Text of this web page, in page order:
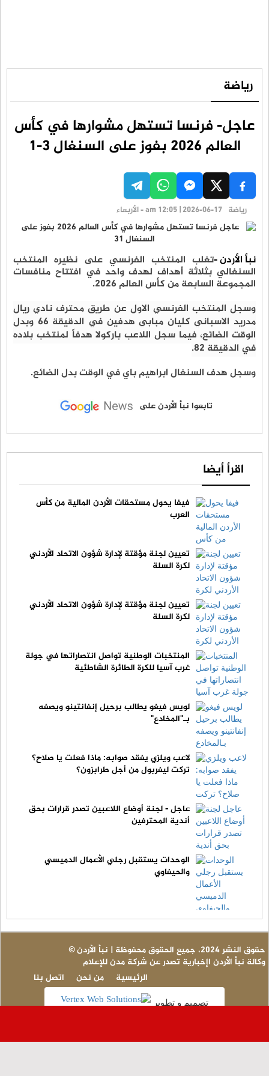
رياضة
عاجل- فرنسا تستهل مشوارها في كأس
العالم 2026 بفوز على السنغال 3-1
رياضة am 12:05 | 2026-06-17 - الأربعاء
نبأ الأردن -تغلب المنتخب الفرنسي على نظيره المنتخب
السنغالي بثلاثة أهداف لهدف واحد في افتتاح منافسات
المجموعة السابعة من كأس العالم 2026.
وسجل المنتخب الفرنسي الاول عن طريق محترف نادي ريال
مدريد الاسباني كليان مبابي هدفين في الدقيقة 66 وبدل
الوقت الضائع، فيما سجل اللاعب باركولا هدفاً لمنتخب بلاده
في الدقيقة 82.
وسجل هدف السنغال ابراهيم باي في الوقت بدل الضائع.
تابعوا نبأ الأردن على
اقرأ أيضا
فيفا يحول مستحقات الأردن المالية من كأس
العرب
تعيين لجنة مؤقتة لإدارة شؤون الاتحاد الأردني
لكرة السلة
تعيين لجنة مؤقتة لإدارة شؤون الاتحاد الأردني
لكرة السلة
المنتخبات الوطنية تواصل انتصاراتها في جولة
غرب آسيا للكرة الطائرة الشاطئية
لويس فيغو يطالب برحيل إنفانتينو ويصفه
بـ"المخادع"
لاعب ويلزي يفقد صوابه: ماذا فعلت يا صلاح؟
تركت ليفربول من أجل طرابزون؟
عاجل - لجنة أوضاع اللاعبين تصدر قرارات بحق
أندية المحترفين
الوحدات يستقبل رجلي الأعمال الدميسي
والحيفاوي
© حقوق النشر 2024، جميع الحقوق محفوظة | نبأ الأردن
وكالة نبأ الأردن اإخبارية تصدر عن شركة مدن للإعلام
اتصل بنا
من نحن الرئيسية
تصميم و تطوير